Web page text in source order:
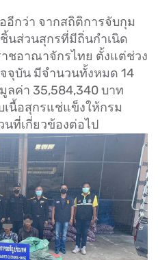
กว่า จากสถิติการจับกุม
นส่วนสุกรที่มีถิ่นกำเนิด
าชอาณาจักรไทย ตั้งแต่ช่วง
จุบัน มีจำนวนทั้งหมด 14
ลค่า 35,584,340 บาท
นื้อสุกรแช่แข็งให้กรม
นที่เกี่ยวข้องต่อไป